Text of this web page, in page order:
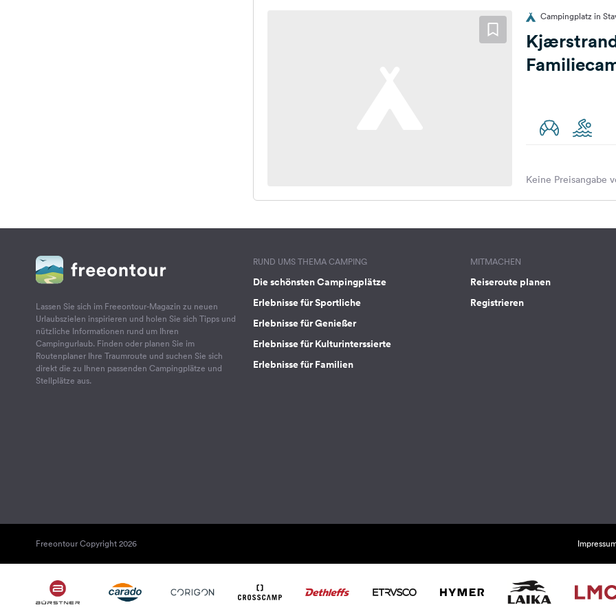
Campingplatz in
Keine Preisangabe
Lassen Sie sich im Freeontour-Magazin zu neuen
Urlaubszielen inspirieren und holen Sie sich Tipps und
nützliche Informationen rund um Ihren
Campingurlaub. Finden oder planen Sie im
Routenplaner Ihre Traumroute und suchen Sie sich
direkt die zu Ihnen passenden Campingplätze und
Stellplätze aus.
RUND UMS THEMA CAMPING
Die schönsten Campingplätze
Erlebnisse für Sportliche
Erlebnisse für Genießer
Erlebnisse für Kulturinterssierte
Erlebnisse für Familien
MITMACHEN
Reiseroute planen
Registrieren
Freeontour Copyright 2026